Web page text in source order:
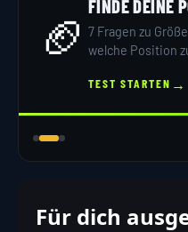
🏈
FINDE DEINE
7 Fragen zu
welche Position
TEST STARTEN →
Für dich